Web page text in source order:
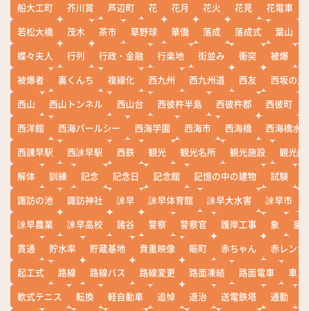
船大工町
芥川賞 芦辺町 花 花月 花火 花見 花電車
若松大橋
茂木 茶市 草野球 華僑 落成 落成式 葉山
蝶々夫人
行列 行政・金融 行楽地 街並み 衝突 被爆
被爆者
裏くんち 複線化 西九州 西九州道 西友
西坂の丘
西山
西山トンネル 西山台 西彼杵半島 西彼杵郡 西彼町
西洋館
西海パールシー 西海学園 西海市 西海橋
西海橋水
西諌早駅
西諫早駅 西鉄 観光 観光名所 観光施設
観光船
解体
訓練 記念 記念日 記念館 記憶の中の建物 試験
諏訪の池
諏訪神社 諫早 諫早体育館 諫早大水害 諫早市
諫早農業
諫早高校 諸谷 警察 警察官 護岸工事 象
豪
貫通
貯水率 貯蔵基地 貴重映像 賑町 赤ちゃん
赤レンガ
起工式
路線 路線バス 路線変更 路面凍結 路面電車
車
軟式テニス
転換 軽自動車 追悼 退治 送電鉄塔 通勤